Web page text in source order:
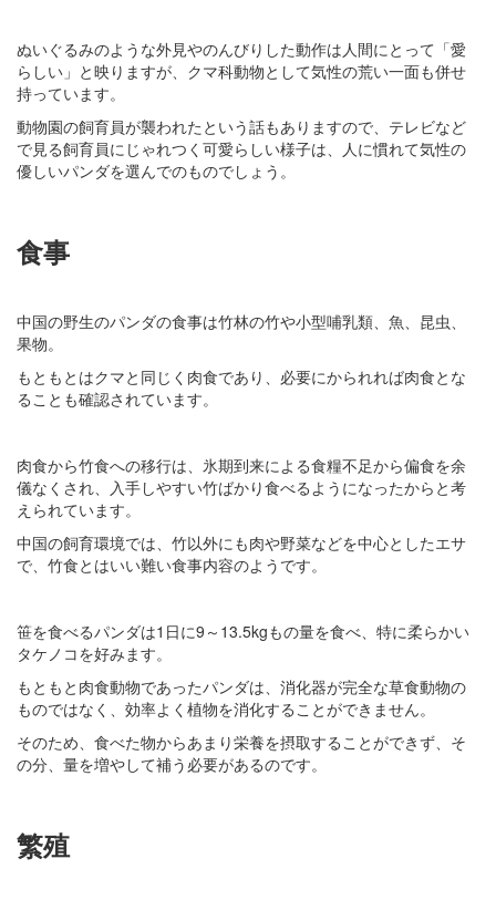
ぬいぐるみのような外見やのんびりした動作は人間にとって「愛
らしい」と映りますが、クマ科動物として気性の荒い一面も併せ
持っています。
動物園の飼育員が襲われたという話もありますので、テレビなど
で見る飼育員にじゃれつく可愛らしい様子は、人に慣れて気性の
優しいパンダを選んでのものでしょう。
食事
中国の野生のパンダの食事は竹林の竹や小型哺乳類、魚、昆虫、
果物。
もともとはクマと同じく肉食であり、必要にかられれば肉食とな
ることも確認されています。
肉食から竹食への移行は、氷期到来による食糧不足から偏食を余
儀なくされ、入手しやすい竹ばかり食べるようになったからと考
えられています。
中国の飼育環境では、竹以外にも肉や野菜などを中心としたエサ
で、竹食とはいい難い食事内容のようです。
笹を食べるパンダは1日に9～13.5kgもの量を食べ、特に柔らかい
タケノコを好みます。
もともと肉食動物であったパンダは、消化器が完全な草食動物の
ものではなく、効率よく植物を消化することができません。
そのため、食べた物からあまり栄養を摂取することができず、そ
の分、量を増やして補う必要があるのです。
繁殖